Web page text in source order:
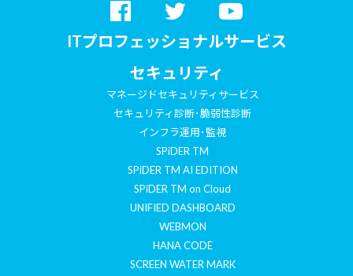
ITプロフェッショナルサービス
セキュリティ
マネージドセキュリティサービス
セキュリティ診断･脆弱性診断
インフラ運用･監視
SPiDER TM
SPiDER TM AI EDITION
SPiDER TM on Cloud
UNIFIED DASHBOARD
WEBMON
HANA CODE
SCREEN WATER MARK